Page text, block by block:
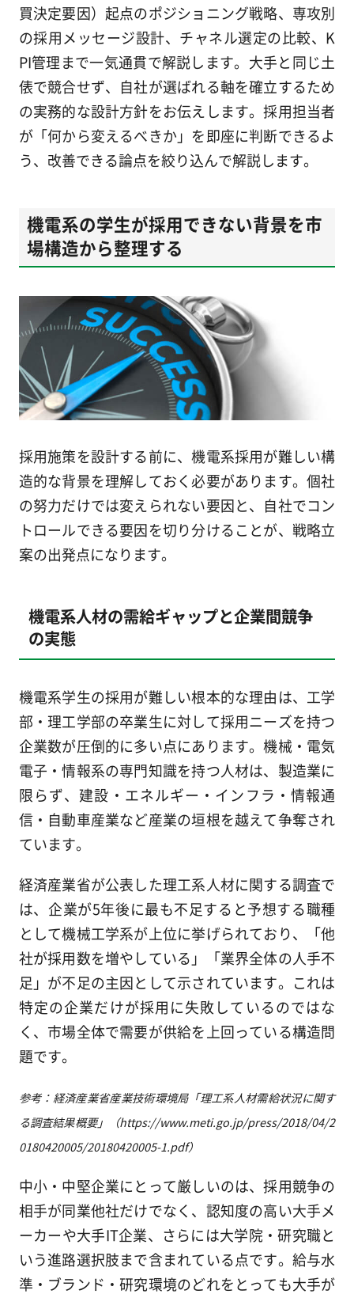
買決定要因）起点のポジショニング戦略、専攻別
の採用メッセージ設計、チャネル選定の比較、K
PI管理まで一気通貫で解説します。大手と同じ土
俵で競合せず、自社が選ばれる軸を確立するため
の実務的な設計方針をお伝えします。採用担当者
が「何から変えるべきか」を即座に判断できるよ
う、改善できる論点を絞り込んで解説します。
機電系の学生が採用できない背景を市
場構造から整理する
採用施策を設計する前に、機電系採用が難しい構
造的な背景を理解しておく必要があります。個社
の努力だけでは変えられない要因と、自社でコン
トロールできる要因を切り分けることが、戦略立
案の出発点になります。
機電系人材の需給ギャップと企業間競争
の実態
機電系学生の採用が難しい根本的な理由は、工学
部・理工学部の卒業生に対して採用ニーズを持つ
企業数が圧倒的に多い点にあります。機械・電気
電子・情報系の専門知識を持つ人材は、製造業に
限らず、建設・エネルギー・インフラ・情報通
信・自動車産業など産業の垣根を越えて争奪され
ています。
経済産業省が公表した理工系人材に関する調査で
は、企業が5年後に最も不足すると予想する職種
として機械工学系が上位に挙げられており、「他
社が採用数を増やしている」「業界全体の人手不
足」が不足の主因として示されています。これは
特定の企業だけが採用に失敗しているのではな
く、市場全体で需要が供給を上回っている構造問
題です。
参考：経済産業省産業技術環境局「理工系人材需給状況に関す
る調査結果概要」（https://www.meti.go.jp/press/2018/04/2
0180420005/20180420005-1.pdf）
中小・中堅企業にとって厳しいのは、採用競争の
相手が同業他社だけでなく、認知度の高い大手メ
ーカーや大手IT企業、さらには大学院・研究職と
いう進路選択肢まで含まれている点です。給与水
準・ブランド・研究環境のどれをとっても大手が